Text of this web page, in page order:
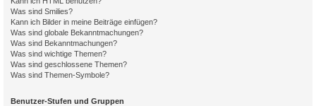
Was sind Smilies?
Kann ich Bilder in meine Beiträge einfügen?
Was sind globale Bekanntmachungen?
Was sind Bekanntmachungen?
Was sind wichtige Themen?
Was sind geschlossene Themen?
Was sind Themen-Symbole?
Benutzer-Stufen und Gruppen